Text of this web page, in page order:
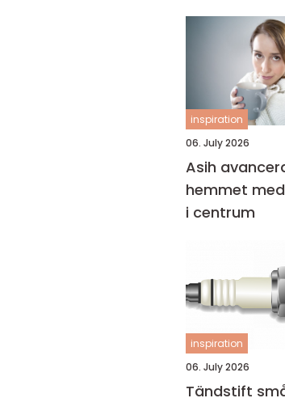
sömnadstips
inspiration
06. July 2026
Asih avancerad vård i
hemmet
i centrum
inspiration
06. July 2026
Tändstift små